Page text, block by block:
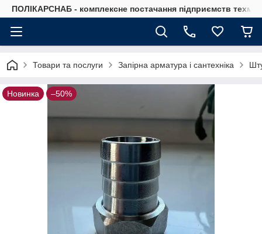
ПОЛІКАРСНАБ - комплексне постачання підприємств
Товари та послуги Запірна арматура і сантехніка
Новинка –50%